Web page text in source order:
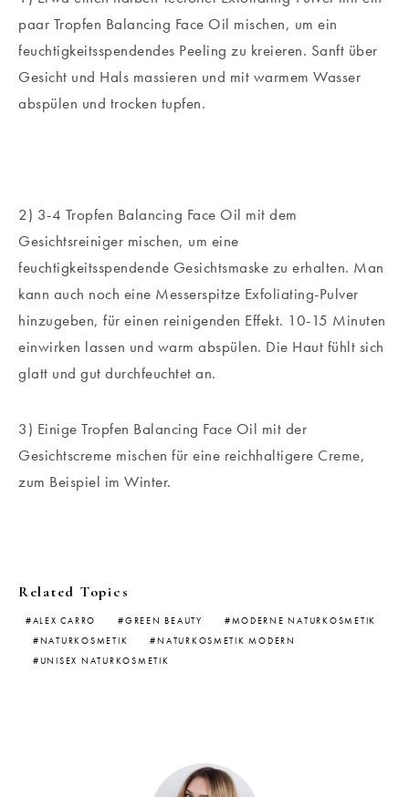
paar Tropfen Balancing Face Oil mischen, um ein
feuchtigkeitsspendendes Peeling zu kreieren. Sanft über
Gesicht und Hals massieren und mit warmem Wasser
abspülen und trocken tupfen.
2) 3-4 Tropfen Balancing Face Oil mit dem
Gesichtsreiniger mischen, um eine
feuchtigkeitsspendende Gesichtsmaske zu erhalten. Man
kann auch noch eine Messerspitze Exfoliating-Pulver
hinzugeben, für einen reinigenden Effekt. 10-15 Minuten
einwirken lassen und warm abspülen. Die Haut fühlt sich
glatt und gut durchfeuchtet an.
3) Einige Tropfen Balancing Face Oil mit der
Gesichtscreme mischen für eine reichhaltigere Creme,
zum Beispiel im Winter.
Related Topics
ALEX CARRO GREEN BEAUTY
MODERNE NATURKOSMETIK
NATURKOSMETIK
NATURKOSMETIK MODERN
UNISEX NATURKOSMETIK